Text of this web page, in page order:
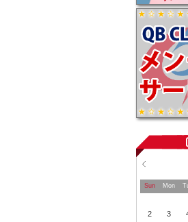
Sun Mon
2
3